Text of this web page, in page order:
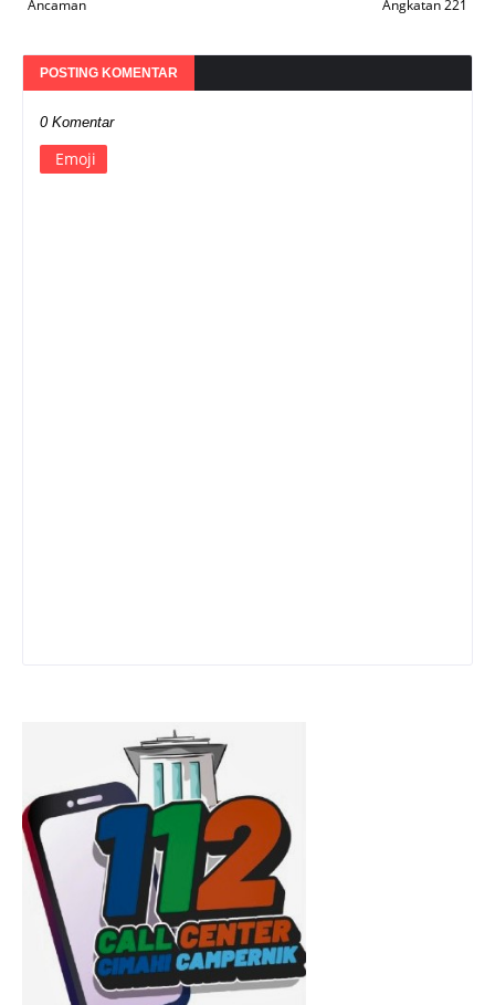
Angkatan 221
Ancaman
POSTING KOMENTAR
0 Komentar
Emoji